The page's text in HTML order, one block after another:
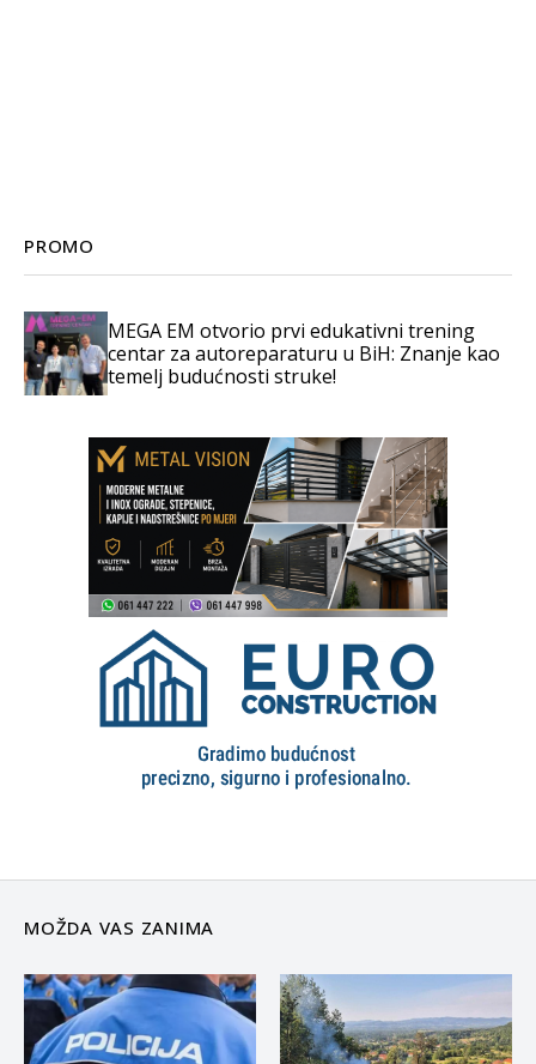
PROMO
MEGA EM otvorio prvi edukativni trening
centar za autoreparaturu u BiH: Znanje kao
temelj budućnosti struke!
MOŽDA VAS ZANIMA